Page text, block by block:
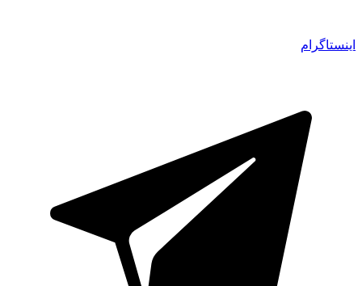
اینستاگرام